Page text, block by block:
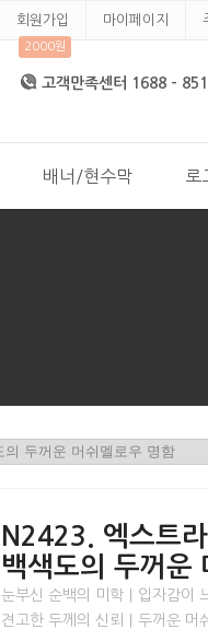
회원가입
2000원
마이페이지
고객만족센터 1688 -
배너/현수막 로
N2423. 엑스트
백색도의 두꺼운
눈부신 순백의 미학｜입자감이
견고한 두께의 신뢰｜두꺼운 머